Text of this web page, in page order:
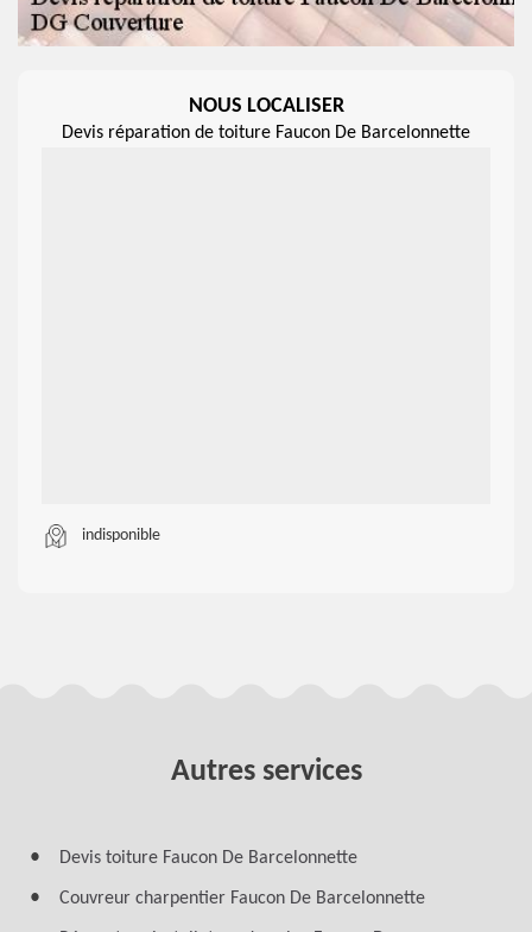
NOUS LOCALISER
Devis réparation de toiture Faucon De Barcelonnette
indisponible
Autres services
Devis toiture Faucon De Barcelonnette
Couvreur charpentier Faucon De Barcelonnette